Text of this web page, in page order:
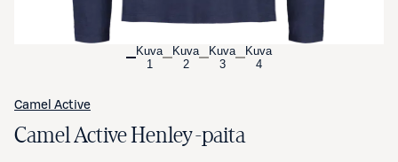
Kuva
1
Kuva
2
Kuva
3
Kuva
4
Camel Active
Camel Active Henley -paita